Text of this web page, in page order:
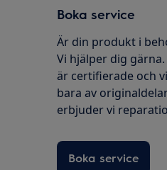
Boka service
Är din produkt i
Vi hjälper dig
är certifierade och
bara av
erbjuder vi
Boka service